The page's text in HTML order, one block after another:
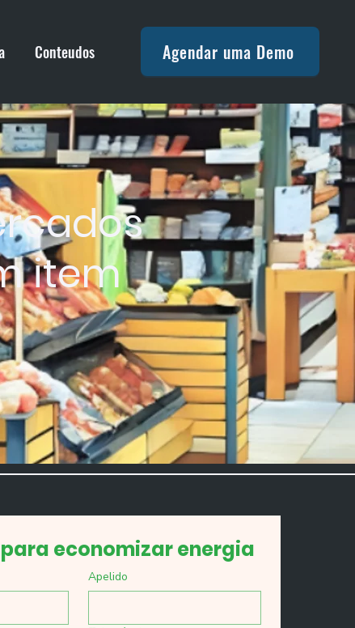
Conteudos Agendar uma Demo
item
economizar energia
Apelido